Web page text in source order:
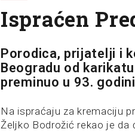
Ispraćen
Porodica, prijatelji i
Beogradu od
preminuo u 93.
Na ispraćaju za kremaciju
Željko Bodrožić rekao je da